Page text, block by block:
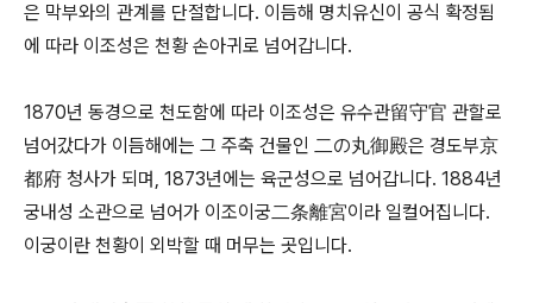
은 막부와의 관계를 단절합니다. 이듬해 명치유신이 공식 확정됨
에 따라 이조성은 천황 손아귀로 넘어갑니다.
1870년 동경으로 천도함에 따라 이조성은 유수관留守官 관할로
넘어갔다가 이듬해에는 그 주축 건물인 二の丸御殿은 경도부京
都府 청사가 되며, 1873년에는 육군성으로 넘어갑니다. 1884년
궁내성 소관으로 넘어가 이조이궁二条離宮이라 일컬어집니다.
이궁이란 천황이 외박할 때 머무는 곳입니다.